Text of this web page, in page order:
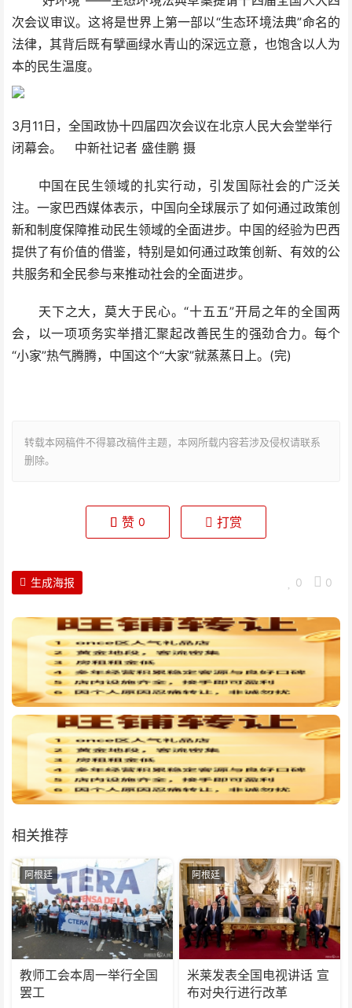
次会议审议。这将是世界上第一部以“生态环境法典”命名的
法律，其背后既有擘画绿水青山的深远立意，也饱含以人为
本的民生温度。
3月11日，全国政协十四届四次会议在北京人民大会堂举行
闭幕会。 中新社记者 盛佳鹏 摄
中国在民生领域的扎实行动，引发国际社会的广泛关
注。一家巴西媒体表示，中国向全球展示了如何通过政策创
新和制度保障推动民生领域的全面进步。中国的经验为巴西
提供了有价值的借鉴，特别是如何通过政策创新、有效的公
共服务和全民参与来推动社会的全面进步。
天下之大，莫大于民心。“十五五”开局之年的全国两
会，以一项项务实举措汇聚起改善民生的强劲合力。每个
“小家”热气腾腾，中国这个“大家”就蒸蒸日上。(完)
转载本网稿件不得篡改稿件主题，本网所载内容若涉及侵权请联系
删除。
赞 0 打赏
0 0
生成海报
相关推荐
阿根廷
教师工会本周一举行全国
罢工
阿根廷
米莱发表全国电视讲话 宣
布对央行进行改革